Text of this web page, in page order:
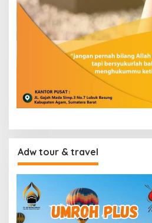
Adw tour & travel